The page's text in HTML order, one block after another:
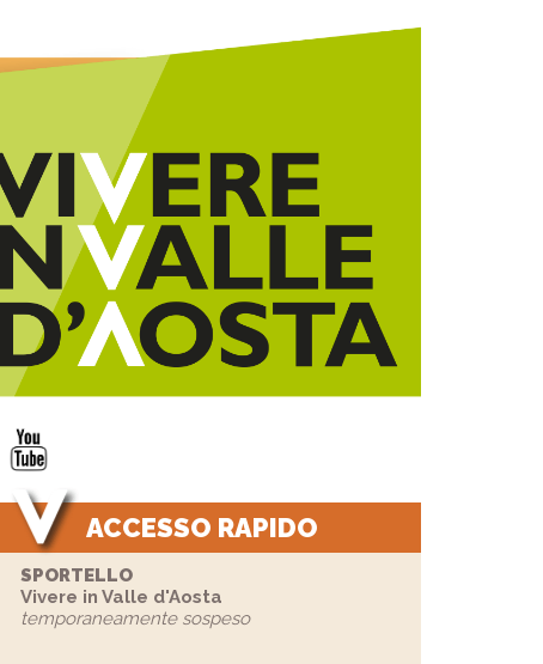
ACCESSO RAPIDO
SPORTELLO
Vivere in Valle d'Aosta
temporaneamente sospeso